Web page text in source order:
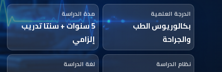
الدرجة العلمية
بكالوريوس الطب
والجراحة
مدة الدراسة
5 سنوات + سنتا تدريب
إلزامي
نظام الدراسة لغة الدراسة